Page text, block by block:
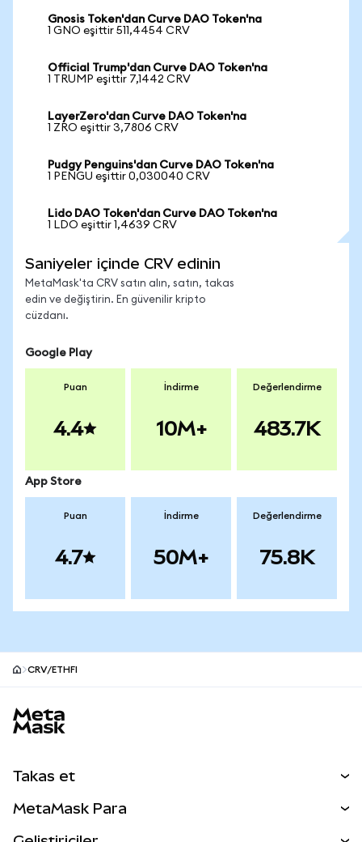
Gnosis Token'dan Curve DAO Token'na
1 GNO eşittir 511,4454 CRV
Official Trump'dan Curve DAO Token'na
1 TRUMP eşittir 7,1442 CRV
LayerZero'dan Curve DAO Token'na
1 ZRO eşittir 3,7806 CRV
Pudgy Penguins'dan Curve DAO Token'na
1 PENGU eşittir 0,030040 CRV
Lido DAO Token'dan Curve DAO Token'na
1 LDO eşittir 1,4639 CRV
Saniyeler içinde CRV edinin
MetaMask'ta CRV satın alın, satın, takas
edin ve değiştirin. En güvenilir kripto
cüzdanı.
Google Play
Puan
4.4
İndirme
10M+
Değerlendirme
483.7K
App Store
Puan
4.7
İndirme
50M+
Değerlendirme
75.8K
CRV/ETHFI
Takas et
MetaMask Para